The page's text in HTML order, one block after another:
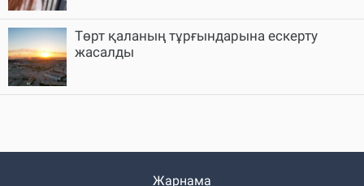
Төрт қаланың тұрғындарына ескерту
жасалды
Жарнама